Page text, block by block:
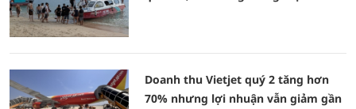
Doanh thu Vietjet quý 2 tăng hơn
70% nhưng lợi nhuận vẫn giảm gần